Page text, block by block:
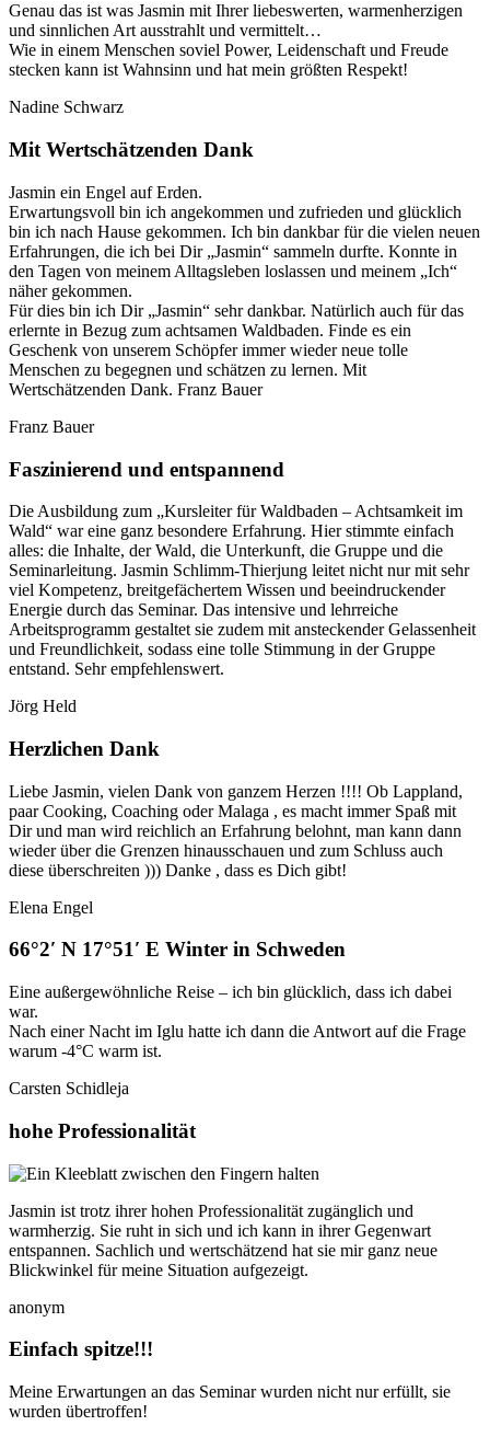
Genau das ist was Jasmin mit Ihrer liebeswerten, warmenherzigen
und sinnlichen Art ausstrahlt und vermittelt…
Wie in einem Menschen soviel Power, Leidenschaft und Freude
stecken kann ist Wahnsinn und hat mein größten Respekt!
Nadine Schwarz
Mit Wertschätzenden Dank
Jasmin ein Engel auf Erden.
Erwartungsvoll bin ich angekommen und zufrieden und glücklich
bin ich nach Hause gekommen. Ich bin dankbar für die vielen neuen
Erfahrungen, die ich bei Dir „Jasmin“ sammeln durfte. Konnte in
den Tagen von meinem Alltagsleben loslassen und meinem „Ich“
näher gekommen.
Für dies bin ich Dir „Jasmin“ sehr dankbar. Natürlich auch für das
erlernte in Bezug zum achtsamen Waldbaden. Finde es ein
Geschenk von unserem Schöpfer immer wieder neue tolle
Menschen zu begegnen und schätzen zu lernen. Mit
Wertschätzenden Dank. Franz Bauer
Franz Bauer
Faszinierend und entspannend
Die Ausbildung zum „Kursleiter für Waldbaden – Achtsamkeit im
Wald“ war eine ganz besondere Erfahrung. Hier stimmte einfach
alles: die Inhalte, der Wald, die Unterkunft, die Gruppe und die
Seminarleitung. Jasmin Schlimm-Thierjung leitet nicht nur mit sehr
viel Kompetenz, breitgefächertem Wissen und beeindruckender
Energie durch das Seminar. Das intensive und lehrreiche
Arbeitsprogramm gestaltet sie zudem mit ansteckender Gelassenheit
und Freundlichkeit, sodass eine tolle Stimmung in der Gruppe
entstand. Sehr empfehlenswert.
Jörg Held
Herzlichen Dank
Liebe Jasmin, vielen Dank von ganzem Herzen !!!! Ob Lappland,
paar Cooking, Coaching oder Malaga , es macht immer Spaß mit
Dir und man wird reichlich an Erfahrung belohnt, man kann dann
wieder über die Grenzen hinausschauen und zum Schluss auch
diese überschreiten ))) Danke , dass es Dich gibt!
Elena Engel
66°2′ N 17°51′ E Winter in Schweden
Eine außergewöhnliche Reise – ich bin glücklich, dass ich dabei
war.
Nach einer Nacht im Iglu hatte ich dann die Antwort auf die Frage
warum -4°C warm ist.
Carsten Schidleja
hohe Professionalität
Jasmin ist trotz ihrer hohen Professionalität zugänglich und
warmherzig. Sie ruht in sich und ich kann in ihrer Gegenwart
entspannen. Sachlich und wertschätzend hat sie mir ganz neue
Blickwinkel für meine Situation aufgezeigt.
anonym
Einfach spitze!!!
Meine Erwartungen an das Seminar wurden nicht nur erfüllt, sie
wurden übertroffen!